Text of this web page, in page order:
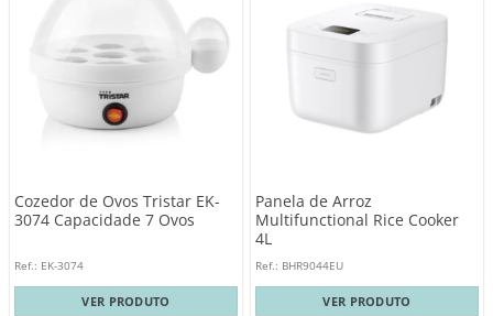
Cozedor de Ovos Tristar EK-
3074 Capacidade 7 Ovos
Ref.: EK-3074
VER PRODUTO
Panela de Arroz
Multifunctional Rice Cooker
4L
Ref.: BHR9044EU
VER PRODUTO